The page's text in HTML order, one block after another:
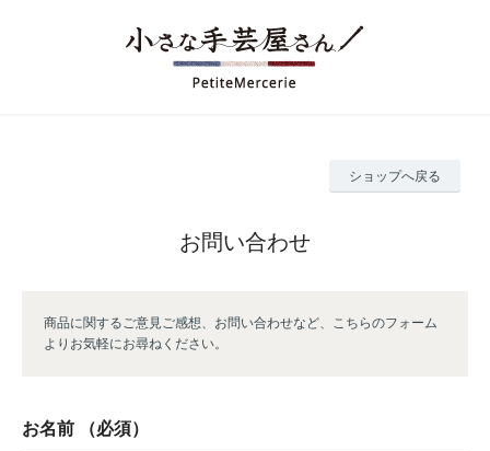
ショップへ戻る
お問い合わせ
商品に関するご意見ご感想、お問い合わせなど、こちらのフォーム
よりお気軽にお尋ねください。
お名前 （必須）